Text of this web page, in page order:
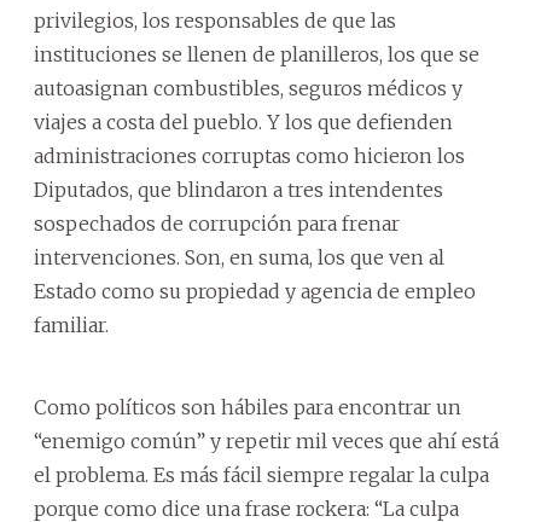
privilegios, los responsables de que las
instituciones se llenen de planilleros, los que se
autoasignan combustibles, seguros médicos y
viajes a costa del pueblo. Y los que defienden
administraciones corruptas como hicieron los
Diputados, que blindaron a tres intendentes
sospechados de corrupción para frenar
intervenciones. Son, en suma, los que ven al
Estado como su propiedad y agencia de empleo
familiar.
Como políticos son hábiles para encontrar un
“enemigo común” y repetir mil veces que ahí está
el problema. Es más fácil siempre regalar la culpa
porque como dice una frase rockera: “La culpa